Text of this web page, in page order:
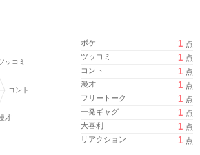
ボケ 1 点
ツッコミ
1 点
コント
1 点
漫才
1 点
フリートーク
1 点
一発ギャグ
1 点
大喜利
1 点
リアクション
1 点